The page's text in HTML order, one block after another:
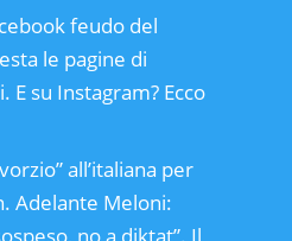
feudo del
le pagine di
E su Instagram? Ecco
all’italiana per
Adelante Meloni:
no a diktat”. Il